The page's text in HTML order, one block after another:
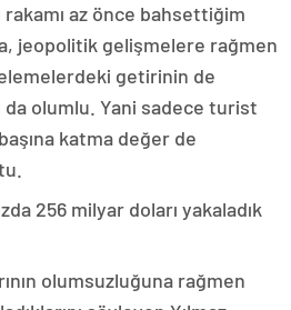
az önce bahsettiğim
jeopolitik gelişmelere rağmen
getirinin de
da olumlu. Yani sadece turist
katma değer de
256 milyar doları yakaladık
olumsuzluğuna rağmen